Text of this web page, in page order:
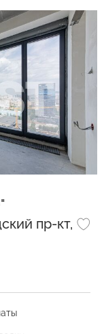
пр-кт,